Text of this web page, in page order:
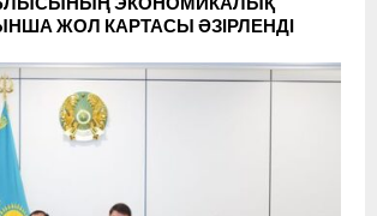
ЖОЛ КАРТАСЫ ӘЗІРЛЕНДІ